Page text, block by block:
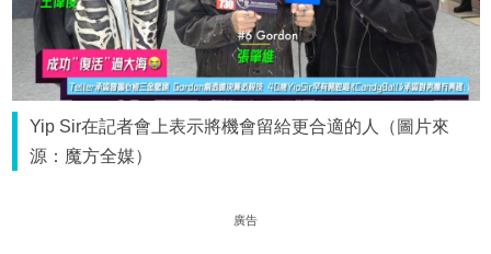
Yip Sir在記者會上表示將機會留給更合適的人（圖片來
源：魔方全媒）
廣告